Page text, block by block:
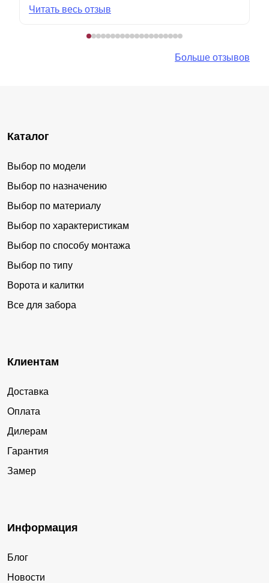
Читать весь отзыв
Больше отзывов
Каталог
Выбор по модели
Выбор по назначению
Выбор по материалу
Выбор по характеристикам
Выбор по способу монтажа
Выбор по типу
Ворота и калитки
Все для забора
Клиентам
Доставка
Оплата
Дилерам
Гарантия
Замер
Информация
Блог
Новости